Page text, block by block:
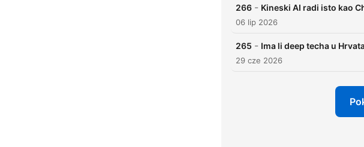
266 - Kineski AI radi isto kao
06 lip 2026
265 - Ima li deep techa u
29 cze 2026